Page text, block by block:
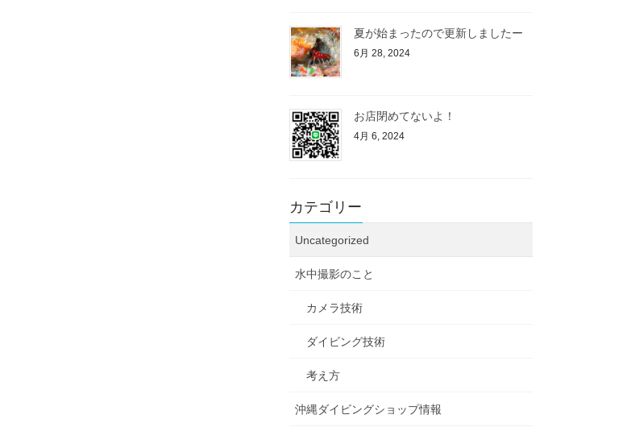
夏が始まったので更新しましたー
6月 28, 2024
お店閉めてないよ！
4月 6, 2024
カテゴリー
Uncategorized
水中撮影のこと
カメラ技術
ダイビング技術
考え方
沖縄ダイビングショップ情報